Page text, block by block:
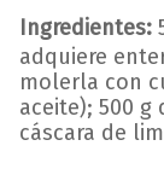
Ingredientes:
adquiere
molerla con
aceite); 500 g
cáscara de